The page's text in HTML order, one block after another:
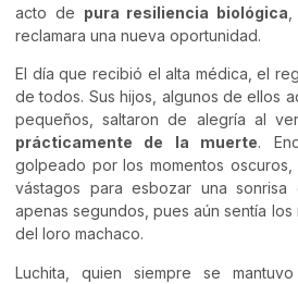
acto de pura resiliencia biológica
reclamara una nueva oportunidad.
El día que recibió el alta médica, el
de todos. Sus hijos, algunos de ellos
pequeños, saltaron de alegría al
prácticamente de la muerte.
golpeado por los momentos
vástagos para esbozar una sonrisa
apenas segundos, pues aún sentía
del loro machaco.
Luchita, quien siempre se